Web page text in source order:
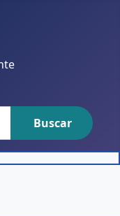
Buscar